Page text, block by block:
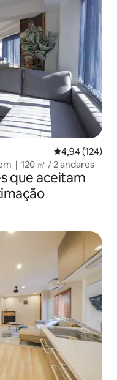
4,94 de uma
4,94 (124)
｜120 ㎡ / 2 andares
que aceitam